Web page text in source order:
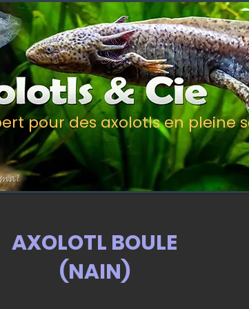
pour des axolotls en pleine
AXOLOTL BOULE
(NAIN)